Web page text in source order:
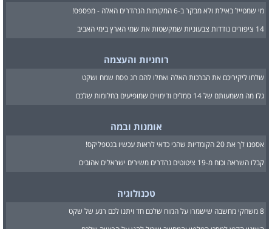
מי שמטייל באילת ולא מבקר ב-6 המקומות הנהדרים האלה - מפספס!
14 ציפורים נודדות צבעוניות שמקשטות את שמי הארץ בימי האביב
רוחניות והעצמה
שלחו ליקיריכם את הברכות האלה ואחלו להם חג פסח שמח ושקט
גלו מה משמעותם של 14 סמלים ודימויים שמופיעים בחלומות שלכם
אומנות ובמה
אספנו לך את 20 הקומדיות שהכי כדאי לראות עכשיו בנטפליקס!
קבלו השראה וכוח מ-19 ציטוטים נהדרים משירים ישראלים אהובים
טכנולוגיה
8 משחקי מחשבה שישמרו על המוח שלכם חד ויתנו לכם רגע של שקט